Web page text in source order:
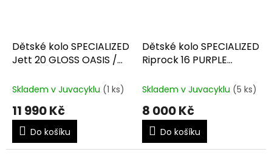
Dětské kolo SPECIALIZED
Jett 20 GLOSS OASIS /
Skladem v Juvacyklu (1 ks)
11 990 Kč
Do košíku
Dětské kolo SPECIALIZED
Riprock 16 PURPLE
Skladem v Juvacyklu (5 ks)
8 000 Kč
Do košíku